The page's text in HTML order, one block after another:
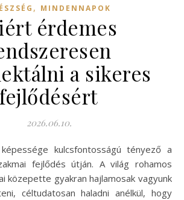
, MINDENNAPOK
érdemes
a sikeres
fejlődésért
2026.06.10.
fejlődés útján. A világ rohamos
közepette gyakran hajlamosak vagyunk
céltudatosan haladni anélkül, hogy